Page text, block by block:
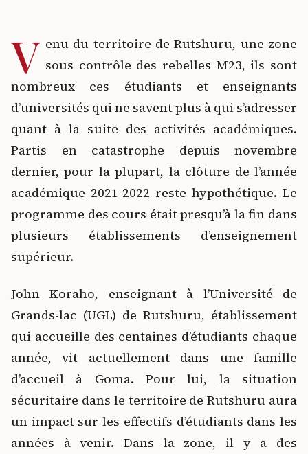
V enu du territoire de Rutshuru, une zone
sous contrôle des rebelles M23, ils sont
nombreux ces étudiants et enseignants
d’universités qui ne savent plus à qui s’adresser
quant à la suite des activités académiques.
Partis en catastrophe depuis novembre
dernier, pour la plupart, la clôture de l’année
académique 2021-2022 reste hypothétique. Le
programme des cours était presqu’à la fin dans
plusieurs établissements d’enseignement
supérieur.
John Koraho, enseignant à l’Université de
Grands-lac (UGL) de Rutshuru, établissement
qui accueille des centaines d’étudiants chaque
année, vit actuellement dans une famille
d’accueil à Goma. Pour lui, la situation
sécuritaire dans le territoire de Rutshuru aura
un impact sur les effectifs d’étudiants dans les
années à venir. Dans la zone, il y a des